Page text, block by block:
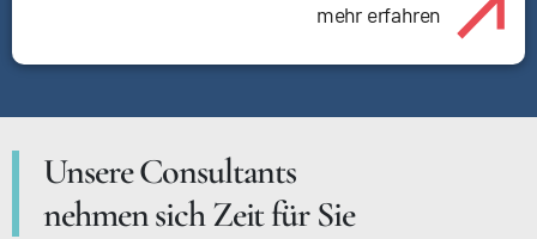
mehr erfahren
Unsere Consultants
nehmen sich Zeit für Sie